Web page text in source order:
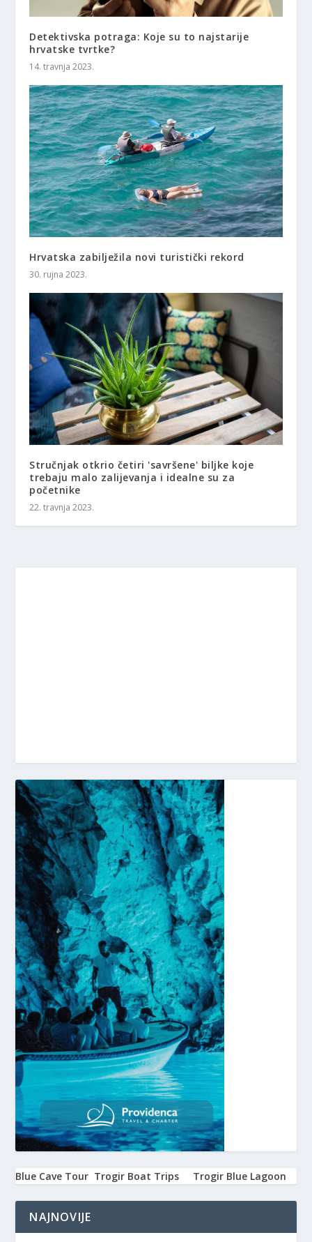
Detektivska potraga: Koje su to najstarije
hrvatske tvrtke?
14. travnja 2023.
Hrvatska zabilježila novi turistički rekord
30. rujna 2023.
Stručnjak otkrio četiri 'savršene' biljke koje
trebaju malo zalijevanja i idealne su za
početnike
22. travnja 2023.
Blue Cave Tour Trogir Boat Trips Trogir Blue Lagoon
NAJNOVIJE